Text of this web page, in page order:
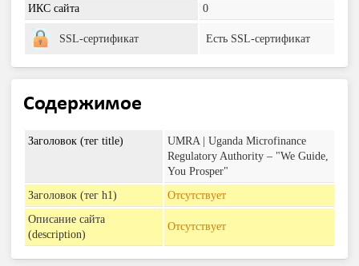
ИКС сайта 0
SSL-сертификат Есть SSL-сертификат
Содержимое
Заголовок (тег title)
UMRA | Uganda Microfinance
Regulatory Authority – "We Guide,
You Prosper"
Заголовок (тег h1)
Отсутствует
Описание сайта
(description)
Отсутствует